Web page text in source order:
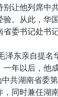
别让他列席中
验。从此，华
委书记处书记
泽东亲自提名
一年以后，他
共湖南省委
，同时兼任湖